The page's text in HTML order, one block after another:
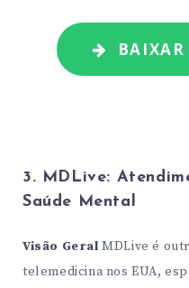
3. MDLive:
Saúde Mental
Visão Geral MDLive é
telemedicina nos EUA,